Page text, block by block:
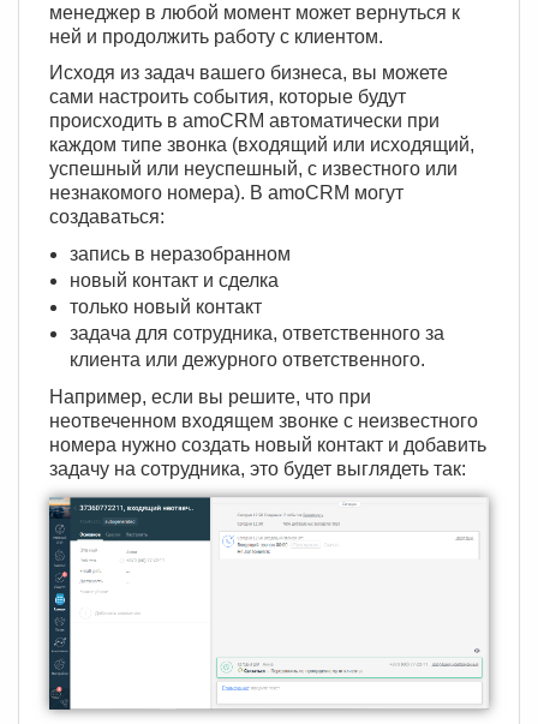
менеджер в любой момент может вернуться к
ней и продолжить работу с клиентом.
Исходя из задач вашего бизнеса, вы можете
сами настроить события, которые будут
происходить в amoCRM автоматически при
каждом типе звонка (входящий или исходящий,
успешный или неуспешный, с известного или
незнакомого номера). В amoCRM могут
создаваться:
запись в неразобранном
новый контакт и сделка
только новый контакт
задача для сотрудника, ответственного за
клиента или дежурного ответственного.
Например, если вы решите, что при
неотвеченном входящем звонке с неизвестного
номера нужно создать новый контакт и добавить
задачу на сотрудника, это будет выглядеть так: